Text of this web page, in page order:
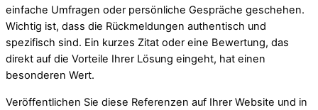
einfache Umfragen oder persönliche Gespräche geschehen.
Wichtig ist, dass die Rückmeldungen authentisch und
spezifisch sind. Ein kurzes Zitat oder eine Bewertung, das
direkt auf die Vorteile Ihrer Lösung eingeht, hat einen
besonderen Wert.
Veröffentlichen Sie diese Referenzen auf Ihrer Website und in